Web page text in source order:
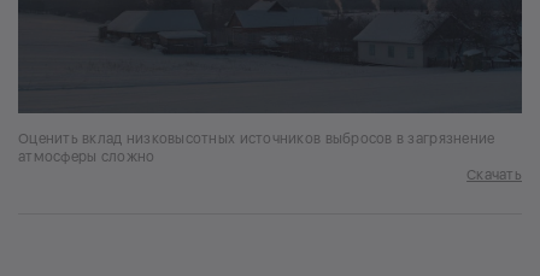
Оценить вклад низковысотных источников выбросов в загрязнение
атмосферы сложно
Скачать